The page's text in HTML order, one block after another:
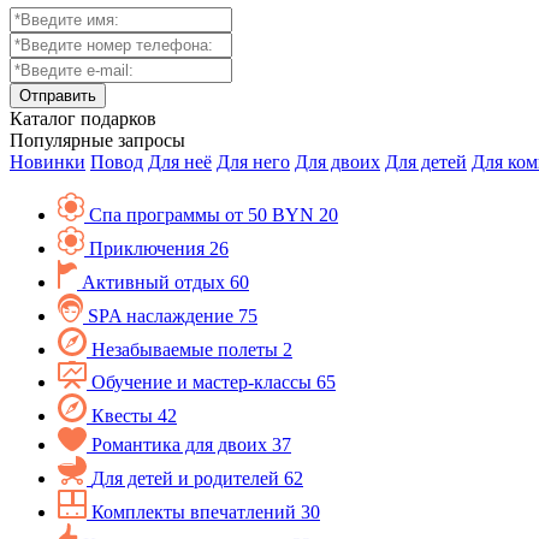
Каталог подарков
Популярные запросы
Новинки Повод Для неё Для него Для двоих Для детей Для
Спа программы от 50 BYN 20
Приключения 26
Активный отдых 60
SPA наслаждение 75
Незабываемые полеты 2
Обучение и мастер-классы 65
Квесты 42
Романтика для двоих 37
Для детей и родителей 62
Комплекты впечатлений 30